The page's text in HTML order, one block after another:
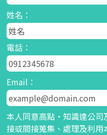
姓名：
電話：
Email：
本人同意高點‧知識達公司
接或間接蒐集、處理及利用